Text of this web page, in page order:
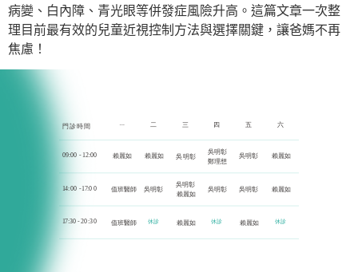
病變、白內障、青光眼等併發症風險升高。這篇文章一次整
理目前最有效的兒童近視控制方法與選擇關鍵，讓爸媽不再
焦慮！